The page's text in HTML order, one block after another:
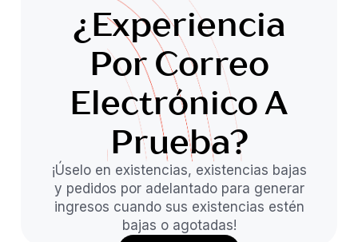
¿Experiencia
Por Correo
Electrónico A
Prueba?
¡Úselo en existencias, existencias bajas
y pedidos por adelantado para generar
ingresos cuando sus existencias estén
bajas o agotadas!